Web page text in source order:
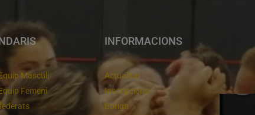
Masculí
Femení
INFORMACIONS
Actualitat
Inscripcions
Botiga